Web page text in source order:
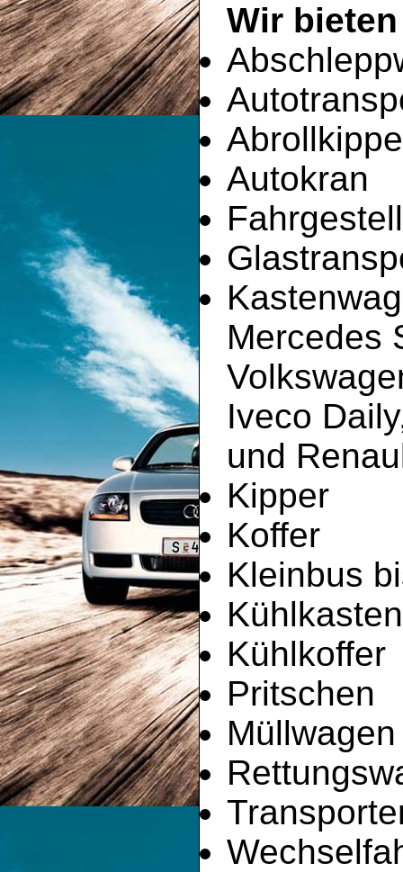
Wir
Autokran
Fahrgestell
Mercedes
Iveco
und
Kipper
Koffer
Kleinbus
Kühlkoffer
Pritschen
Müllwagen